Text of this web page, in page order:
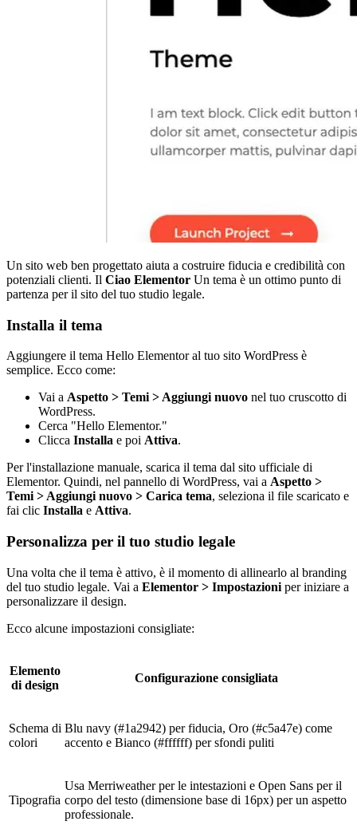
Un sito web ben progettato aiuta a costruire fiducia e credibilità con
potenziali clienti. Il Ciao Elementor Un tema è un ottimo punto di
partenza per il sito del tuo studio legale.
Installa il tema
Aggiungere il tema Hello Elementor al tuo sito WordPress è
semplice. Ecco come:
Vai a Aspetto > Temi > Aggiungi nuovo nel tuo cruscotto di
WordPress.
Cerca "Hello Elementor."
Clicca Installa e poi Attiva.
Per l'installazione manuale, scarica il tema dal sito ufficiale di
Elementor. Quindi, nel pannello di WordPress, vai a Aspetto >
Temi > Aggiungi nuovo > Carica tema, seleziona il file scaricato e
fai clic Installa e Attiva.
Personalizza per il tuo studio legale
Una volta che il tema è attivo, è il momento di allinearlo al branding
del tuo studio legale. Vai a Elementor > Impostazioni per iniziare a
personalizzare il design.
Ecco alcune impostazioni consigliate:
Elemento
di design
Configurazione consigliata
Schema di
colori
Blu navy (#1a2942) per fiducia, Oro (#c5a47e) come
accento e Bianco (#ffffff) per sfondi puliti
Tipografia
Usa Merriweather per le intestazioni e Open Sans per il
corpo del testo (dimensione base di 16px) per un aspetto
professionale.